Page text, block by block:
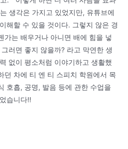
생각은 가지고 있었지만, 유튜브에
해할 수 있을 것이다. 그렇지 않은 경
가는 배우거나 아니면 배에 힘을 넣
러면 좋지 않을까? 라고 막연한 생
없이 평소처럼 이야기하고 생활했
던 차에 티 엔 티 스피치 학원에서 목
호흡, 공명, 발음 등에 관한 수업을
습니다!!